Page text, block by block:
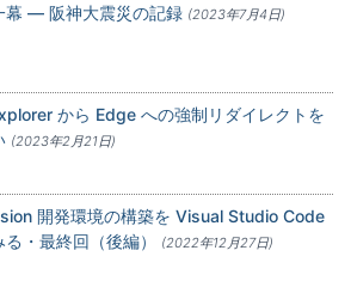
幕 — 阪神大震災の記録 (2023年7月4日)
から Edge への強制リダイレクトを
(2023年2月21日)
開発環境の構築を Visual Studio Code
・最終回（後編）
(2022年12月27日)